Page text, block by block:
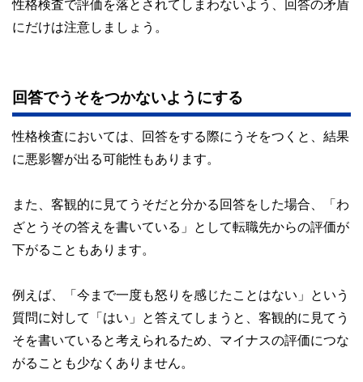
性格検査で評価を落とされてしまわないよう、回答の矛盾
にだけは注意しましょう。
回答でうそをつかないようにする
性格検査においては、回答をする際にうそをつくと、結果
に悪影響が出る可能性もあります。
また、客観的に見てうそだと分かる回答をした場合、「わ
ざとうその答えを書いている」として転職先からの評価が
下がることもあります。
例えば、「今まで一度も怒りを感じたことはない」という
質問に対して「はい」と答えてしまうと、客観的に見てう
そを書いていると考えられるため、マイナスの評価につな
がることも少なくありません。